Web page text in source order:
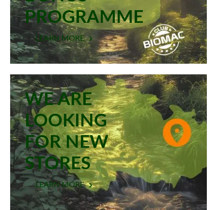
PROGRAMME
LEARN MORE
WE ARE
LOOKING
FOR NEW
STORES
LEARN MORE